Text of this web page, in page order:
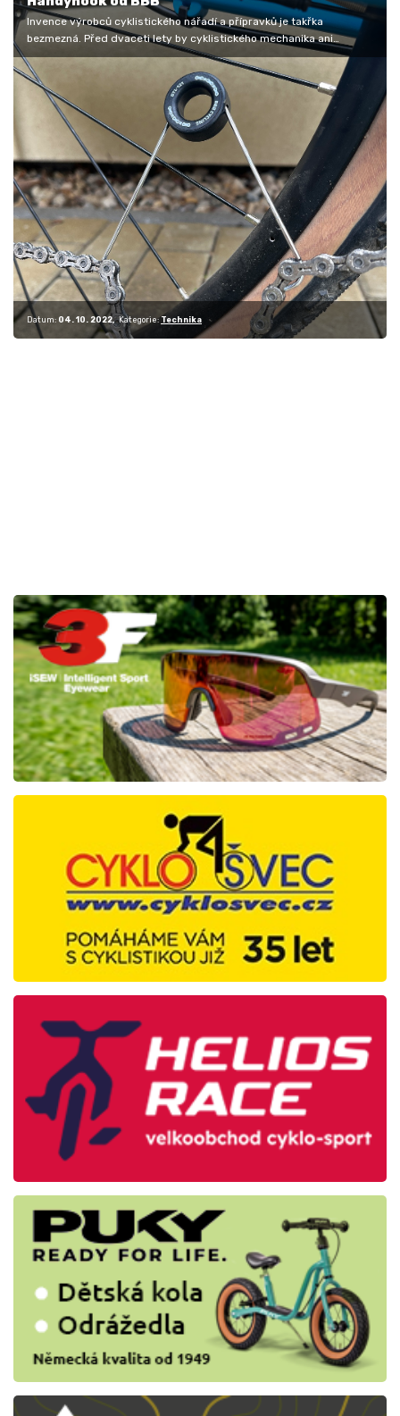
Invence výrobců cyklistického nářadí a přípravků je takřka
bezmezná. Před dvaceti lety by cyklistického mechanika ani
nenapadlo Handyhook…
Datum: 04. 10. 2022 Kategorie: Technika